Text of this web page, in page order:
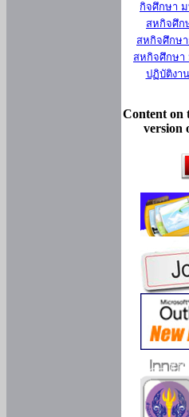
กิจศึกษา
สหกิจศึก
สหกิจศึกษ
สหกิจศึกษา
ปฏิบัติงา
Content on
version